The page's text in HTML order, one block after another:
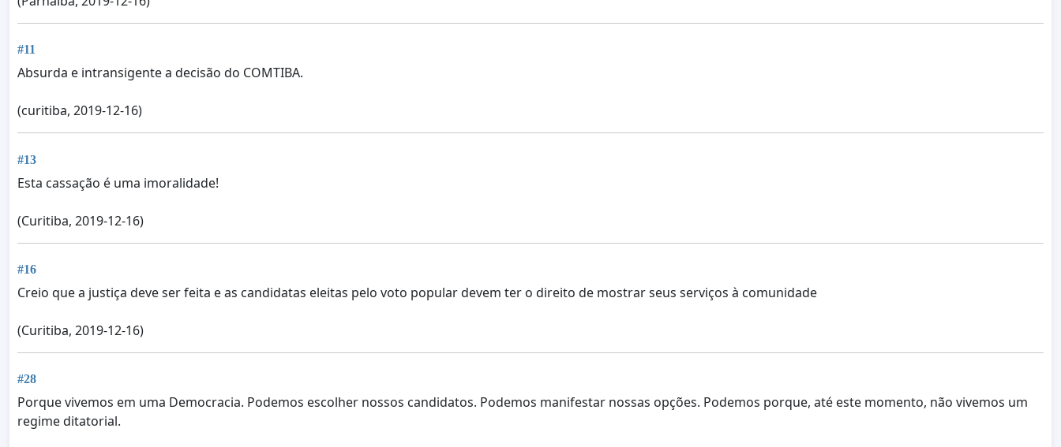
#11
Absurda e intransigente a decisão do COMTIBA.
(curitiba, 2019-12-16)
#13
Esta cassação é uma imoralidade!
(Curitiba, 2019-12-16)
#16
Creio que a justiça deve ser feita e as candidatas eleitas pelo voto popular devem ter o direito de mostrar seus serviços à comunidade
(Curitiba, 2019-12-16)
#28
Porque vivemos em uma Democracia. Podemos escolher nossos candidatos. Podemos manifestar nossas opções. Podemos porque, até este momento, não vivemos um
regime ditatorial.